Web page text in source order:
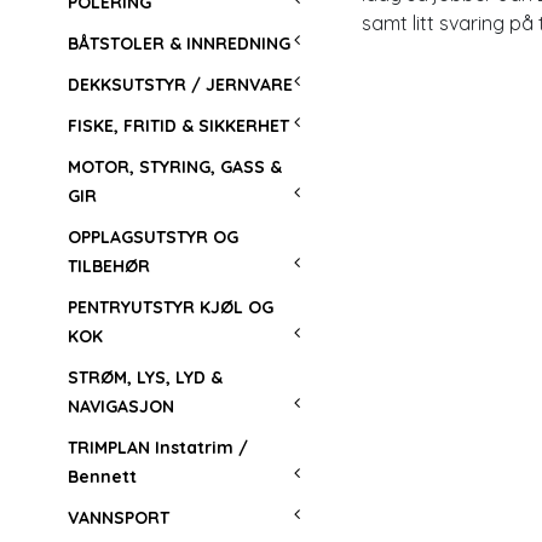
BÅTSTOLER & INNREDNING
DEKKSUTSTYR / JERNVARE
FISKE, FRITID & SIKKERHET
MOTOR, STYRING, GASS &
GIR
OPPLAGSUTSTYR OG
TILBEHØR
PENTRYUTSTYR KJØL OG
KOK
STRØM, LYS, LYD &
NAVIGASJON
TRIMPLAN Instatrim /
Bennett
VANNSPORT
samt litt svaring på